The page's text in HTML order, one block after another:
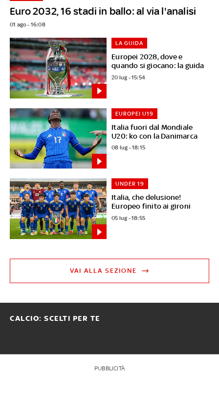
Euro 2032, 16 stadi in ballo: al via l'analisi
01 ago - 16:08
Europei 2028, dove e
quando si giocano: la guida
LA GUIDA
20 lug - 15:54
Italia fuori dal Mondiale
U20: ko con la Danimarca
EUROPEI U19
08 lug - 18:15
Italia, che delusione!
Europeo finito ai gironi
UNDER 19
05 lug - 18:55
VAI ALLA SEZIONE
CALCIO: SCELTI PER TE
PUBBLICITÀ